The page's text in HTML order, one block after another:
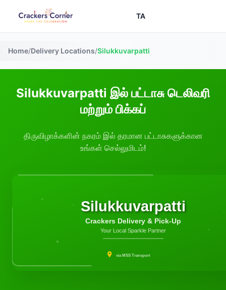
TA
Home/Delivery Locations/Silukkuvarpatti
Silukkuvarpatti இல் பட்டாசு டெலிவரி
மற்றும் பிக்கப்
திருவிழாக்களின் நகரம் இல் தரமான பட்டாசுகளுக்கான
உங்கள் செல்லுமிடம்!
Silukkuvarpatti
Crackers Delivery & Pick-Up
Your Local Sparkle Partner
via MSS Transport